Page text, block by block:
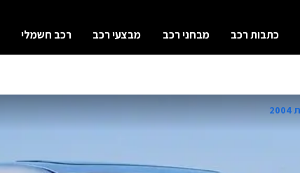
כתבות רכב מבחני רכב מבצעי רכב רכב חשמלי